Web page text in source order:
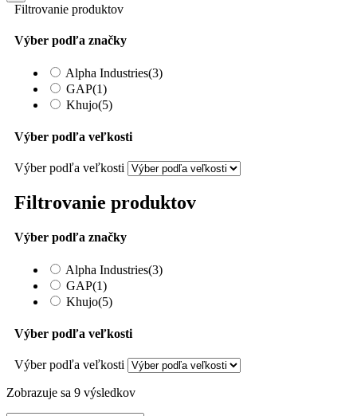
Filtrovanie produktov
Výber podľa značky
Alpha Industries(3)
GAP(1)
Khujo(5)
Výber podľa veľkosti
Výber podľa veľkosti
Filtrovanie produktov
Výber podľa značky
Alpha Industries(3)
GAP(1)
Khujo(5)
Výber podľa veľkosti
Výber podľa veľkosti
Zobrazuje sa 9 výsledkovSorted